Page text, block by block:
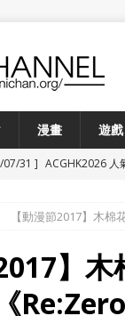
漫畫 遊戲
07/31 ] ACGHK2026 人
07/19 ] 由網遊誤會引
24 ]
「フールナイ
【動漫節2017】木
】